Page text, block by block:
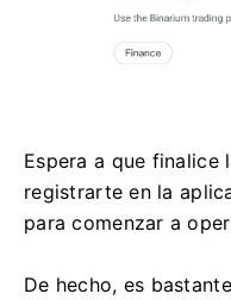
Espera a que finalice
registrarte en la
para comenzar a
De hecho, es